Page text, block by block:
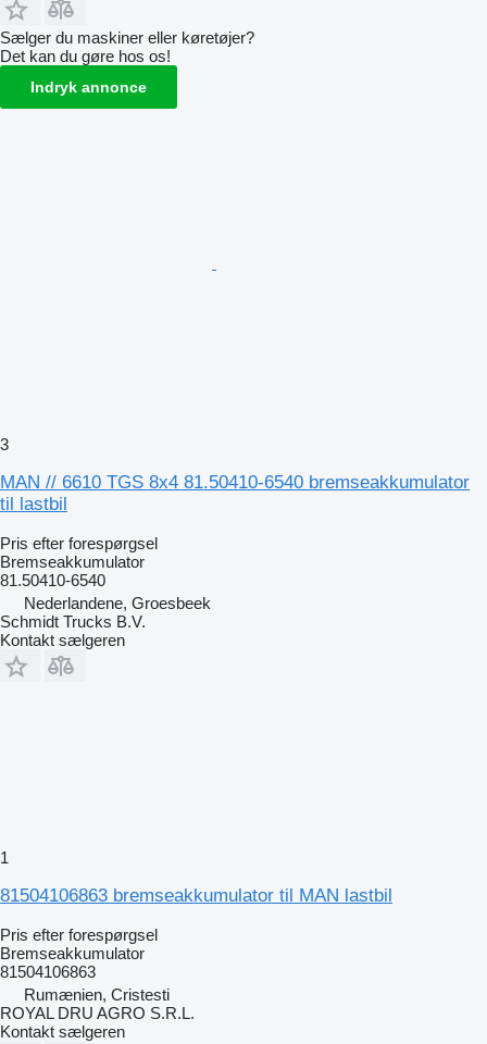
Sælger du maskiner eller køretøjer?
Det kan du gøre hos os!
Indryk annonce
3
MAN // 6610 TGS 8x4 81.50410-6540 bremseakkumulator
til lastbil
Pris efter forespørgsel
Bremseakkumulator
81.50410-6540
Nederlandene, Groesbeek
Schmidt Trucks B.V.
Kontakt sælgeren
1
81504106863 bremseakkumulator til MAN lastbil
Pris efter forespørgsel
Bremseakkumulator
81504106863
Rumænien, Cristesti
ROYAL DRU AGRO S.R.L.
Kontakt sælgeren